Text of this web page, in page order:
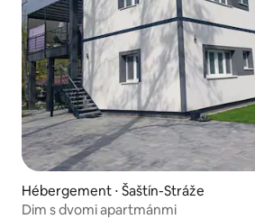
Hébergement ⋅ Šaštín-Stráže
Dim s dvomi apartmánmi